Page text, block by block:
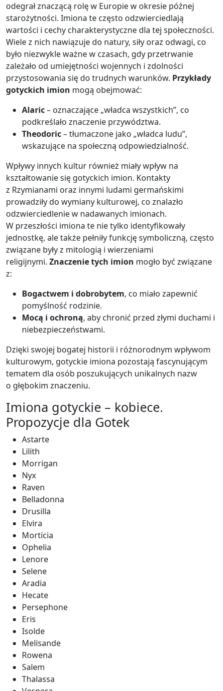
odegrał znaczącą rolę w Europie w okresie późnej
starożytności. Imiona te często odzwierciedlają
wartości i cechy charakterystyczne dla tej społeczności.
Wiele z nich nawiązuje do natury, siły oraz odwagi, co
było niezwykle ważne w czasach, gdy przetrwanie
zależało od umiejętności wojennych i zdolności
przystosowania się do trudnych warunków. Przykłady
gotyckich imion mogą obejmować:
Alaric– oznaczające „władca wszystkich”, co
podkreślało znaczenie przywództwa.
Theodoric– tłumaczone jako „władca ludu”,
wskazujące na społeczną odpowiedzialność.
Wpływy innych kultur również miały wpływ na
kształtowanie się gotyckich imion. Kontakty
z Rzymianami oraz innymi ludami germańskimi
prowadziły do wymiany kulturowej, co znalazło
odzwierciedlenie w nadawanych imionach.
W przeszłości imiona te nie tylko identyfikowały
jednostkę, ale także pełniły funkcję symboliczną, często
związane były z mitologią i wierzeniami
religijnymi. Znaczenie tych imion mogło być związane
z:
Bogactwem i dobrobytem, co miało zapewnić
pomyślność rodzinie.
Mocą i ochroną, aby chronić przed złymi duchami i
niebezpieczeństwami.
Dzięki swojej bogatej historii i różnorodnym wpływom
kulturowym, gotyckie imiona pozostają fascynującym
tematem dla osób poszukujących unikalnych nazw
o głębokim znaczeniu.
Imiona gotyckie – kobiece.
Propozycje dla Gotek
Astarte
Lilith
Morrigan
Nyx
Raven
Belladonna
Drusilla
Elvira
Morticia
Ophelia
Lenore
Selene
Aradia
Hecate
Persephone
Eris
Isolde
Melisande
Rowena
Salem
Thalassa